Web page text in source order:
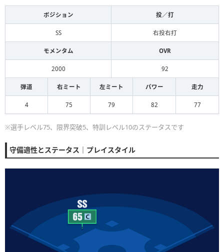
ポジション 投／打
SS 右投右打
モメンタム OVR
2000 92
弾道 右ミート 左ミート パワー 走力
4 75 79 82 77
※選手レベル75、限界突破5、特訓レベル10のステータスです
守備適性とステータス｜プレイスタイル